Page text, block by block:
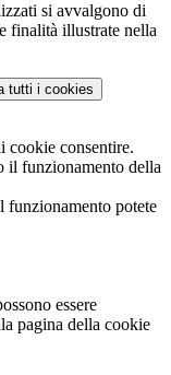
si avvalgono di
finalità illustrate nella
tutti i cookies
cookie consentire.
il funzionamento della
funzionamento potete
essere
pagina della cookie